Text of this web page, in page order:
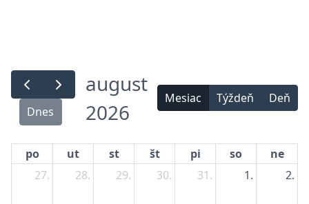
Dnes
august
2026
Mesiac Týždeň Deň
po ut st št pi so
ne
27.
28. 29. 30. 31. 1. 2.